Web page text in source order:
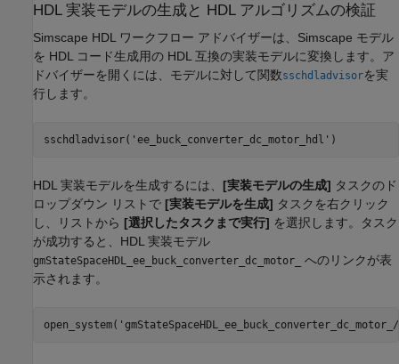
HDL 実装モデルの生成と HDL アルゴリズムの検証
Simscape HDL ワークフロー アドバイザーは、Simscape モデル
を HDL コード生成用の HDL 互換の実装モデルに変換します。ア
ドバイザーを開くには、モデルに対して関数sschdladvisorを実
行します。
sschdladvisor( 'ee_buck_converter_dc_motor_hdl'
HDL 実装モデルを生成するには、 [実装モデルの生成] タスクのド
ロップダウン リストで [実装モデルを生成] タスクを右クリック
し、リストから [選択したタスクまで実行] を選択します。タスク
が成功すると、HDL 実装モデル
gmStateSpaceHDL_ee_buck_converter_dc_motor_
へのリンクが表
示されます。
open_system( 'gmStateSpaceHDL_ee_buck_converter_dc_motor_/